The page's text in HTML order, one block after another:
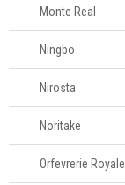
Monte Real
Ningbo
Nirosta
Noritake
Orfevrerie Royale